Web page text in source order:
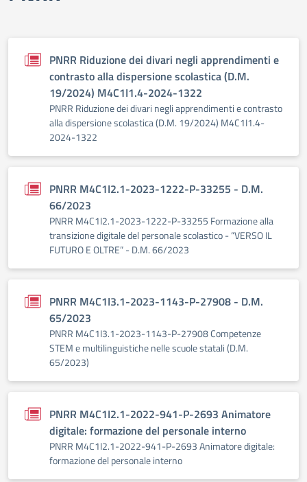
PNRR Riduzione dei divari negli apprendimenti e
contrasto alla dispersione scolastica (D.M.
19/2024) M4C1I1.4-2024-1322
PNRR Riduzione dei divari negli apprendimenti e contrasto
alla dispersione scolastica (D.M. 19/2024) M4C1I1.4-
2024-1322
PNRR M4C1I2.1-2023-1222-P-33255 - D.M.
66/2023
PNRR M4C1I2.1-2023-1222-P-33255 Formazione alla
transizione digitale del personale scolastico - “VERSO IL
FUTURO E OLTRE” - D.M. 66/2023
PNRR M4C1I3.1-2023-1143-P-27908 - D.M.
65/2023
PNRR M4C1I3.1-2023-1143-P-27908 Competenze
STEM e multilinguistiche nelle scuole statali (D.M.
65/2023)
PNRR M4C1I2.1-2022-941-P-2693 Animatore
digitale: formazione del personale interno
PNRR M4C1I2.1-2022-941-P-2693 Animatore digitale:
formazione del personale interno